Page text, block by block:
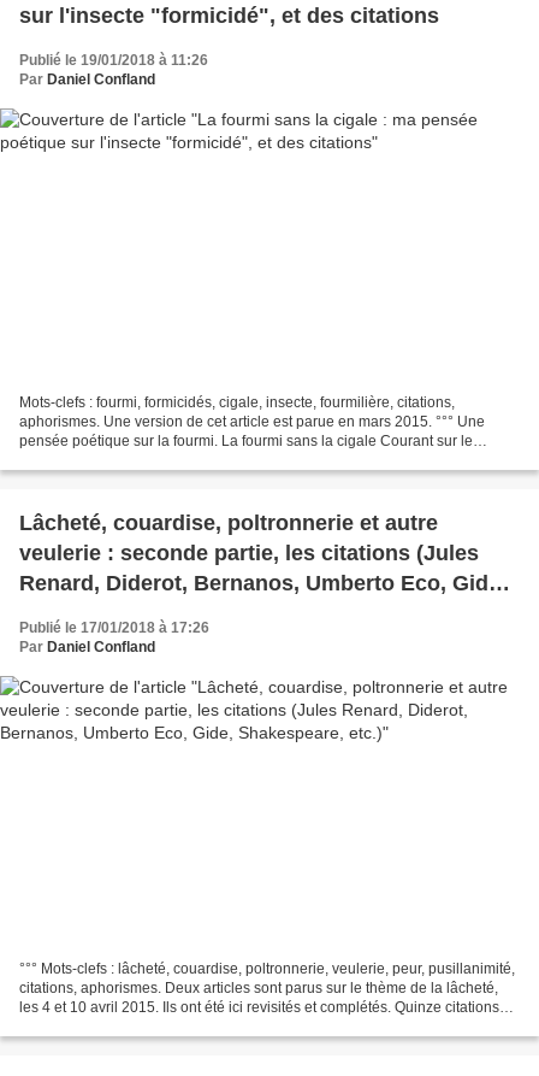
sur l'insecte "formicidé", et des citations
Publié le 19/01/2018 à 11:26
Par Daniel Confland
Mots-clefs : fourmi, formicidés, cigale, insecte, fourmilière, citations,
aphorismes. Une version de cet article est parue en mars 2015. °°° Une
pensée poétique sur la fourmi. La fourmi sans la cigale Courant sur le
Lâcheté, couardise, poltronnerie et autre
veulerie : seconde partie, les citations (Jules
Renard, Diderot, Bernanos, Umberto Eco, Gide,
Publié le 17/01/2018 à 17:26
Par Daniel Confland
°°° Mots-clefs : lâcheté, couardise, poltronnerie, veulerie, peur, pusillanimité,
citations, aphorismes. Deux articles sont parus sur le thème de la lâcheté,
les 4 et 10 avril 2015. Ils ont été ici revisités et complétés. Quinze citations